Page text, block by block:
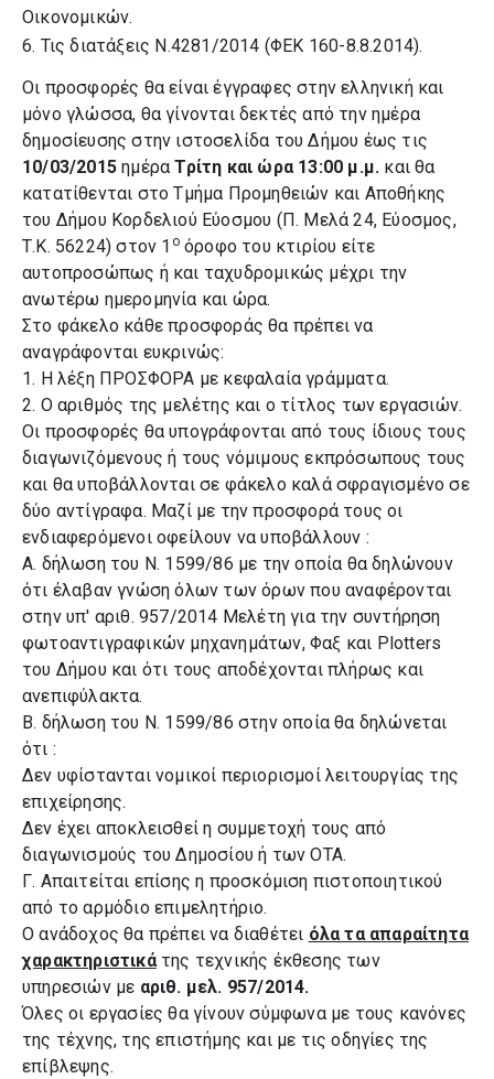
Οικονομικών.
6. Τις διατάξεις Ν.4281/2014 (ΦΕΚ 160-8.8.2014).
Οι προσφορές θα είναι έγγραφες στην ελληνική και
μόνο γλώσσα, θα γίνονται δεκτές από την ημέρα
δημοσίευσης στην ιστοσελίδα του Δήμου έως τις
10/03/2015 ημέρα Τρίτη και ώρα 13:00 μ.μ. και θα
κατατίθενται στο Τμήμα Προμηθειών και Αποθήκης
του Δήμου Κορδελιού Εύοσμου (Π. Μελά 24, Εύοσμος,
Τ.Κ. 56224) στον 1 οόροφο του κτιρίου είτε
αυτοπροσώπως ή και ταχυδρομικώς μέχρι την
ανωτέρω ημερομηνία και ώρα.
Στο φάκελο κάθε προσφοράς θα πρέπει να
αναγράφονται ευκρινώς:
1. Η λέξη ΠΡΟΣΦΟΡΑ με κεφαλαία γράμματα.
2. Ο αριθμός της μελέτης και ο τίτλος των εργασιών.
Οι προσφορές θα υπογράφονται από τους ίδιους τους
διαγωνιζόμενους ή τους νόμιμους εκπρόσωπους τους
και θα υποβάλλονται σε φάκελο καλά σφραγισμένο σε
δύο αντίγραφα. Μαζί με την προσφορά τους οι
ενδιαφερόμενοι οφείλουν να υποβάλλουν :
Α. δήλωση του Ν. 1599/86 με την οποία θα δηλώνουν
ότι έλαβαν γνώση όλων των όρων που αναφέρονται
στην υπ' αριθ. 957/2014 Μελέτη για την συντήρηση
φωτοαντιγραφικών μηχανημάτων, Φαξ και Plotters
του Δήμου και ότι τους αποδέχονται πλήρως και
ανεπιφύλακτα.
Β. δήλωση του Ν. 1599/86 στην οποία θα δηλώνεται
ότι :
Δεν υφίστανται νομικοί περιορισμοί λειτουργίας της
επιχείρησης.
Δεν έχει αποκλεισθεί η συμμετοχή τους από
διαγωνισμούς του Δημοσίου ή των ΟΤΑ.
Γ. Απαιτείται επίσης η προσκόμιση πιστοποιητικού
από το αρμόδιο επιμελητήριο.
Ο ανάδοχος θα πρέπει να διαθέτει όλα τα απαραίτητα
χαρακτηριστικάτης τεχνικής έκθεσης των
υπηρεσιών με αριθ. μελ. 957/2014.
Όλες οι εργασίες θα γίνουν σύμφωνα με τους κανόνες
της τέχνης, της επιστήμης και με τις οδηγίες της
επίβλεψης.